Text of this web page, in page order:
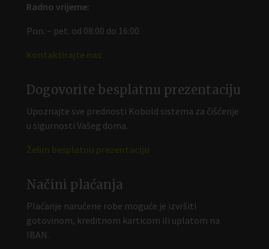
Radno vrijeme:
Pon. – pet. od 08:00 do 16:00
Dogovorite besplatnu prezentaciju
Upoznajte sve prednosti Kobold sistema za čišćenje
u sigurnosti Vašeg doma.
Načini plaćanja
Plaćanje naručene robe moguće je izvršiti
gotovinom, kreditnom karticom ili uplatom na
IBAN.